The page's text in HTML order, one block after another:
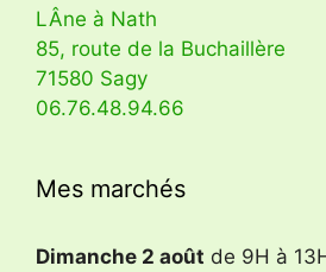
LÂne à Nath
85, route de la Buchaillère
71580 Sagy
06.76.48.94.66
Mes marchés
Dimanche 2 août de 9H à